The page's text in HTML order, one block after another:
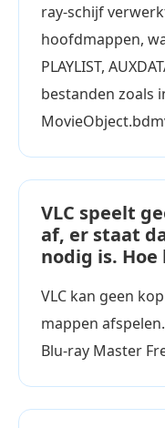
ray-schijf
hoofdmappen,
PLAYLIST,
bestanden zoals
VLC speelt
af, er staat
nodig is.
VLC kan geen
mappen
Blu-ray Master